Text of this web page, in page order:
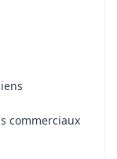
commerciaux